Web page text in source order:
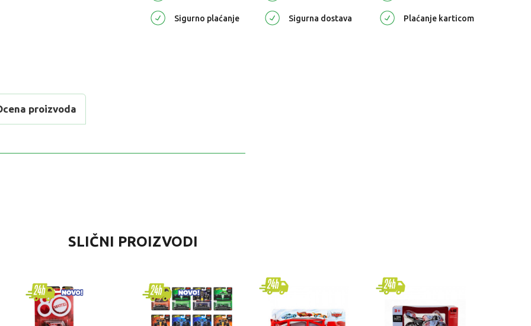
Sigurno plaćanje Sigurna dostava Plaćanje karticom
proizvoda
Automobili
dečaci
SLIČNI PROIZVODI